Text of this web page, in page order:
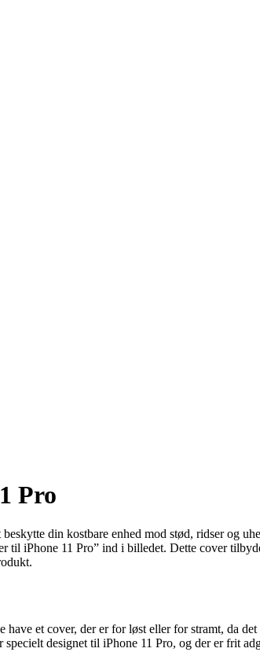
Pro
din kostbare enhed mod stød, ridser og
iPhone 11 Pro” ind i billedet. Dette cover
et cover, der er for løst eller for stramt, da
designet til iPhone 11 Pro, og der er frit